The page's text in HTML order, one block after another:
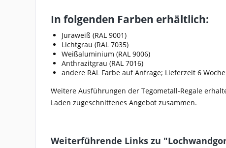
In folgenden Farben erhältlich:
Juraweiß (RAL 9001)
Lichtgrau (RAL 7035)
Weißaluminium (RAL 9006)
Anthrazitgrau (RAL 7016)
andere RAL Farbe auf Anfrage; Lieferzeit 6
Weitere Ausführungen der Tegometall-Regale
Laden zugeschnittenes Angebot zusammen.
Weiterführende Links zu